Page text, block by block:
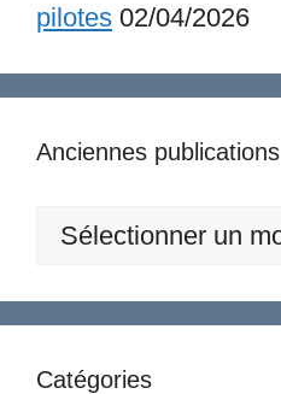
pilotes 02/04/2026
Anciennes publications
Anciennes
Catégories